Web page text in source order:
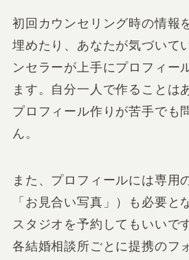
初回カウンセリング時の情報
埋めたり、あなたが気づいて
ンセラーが上手にプロフィー
ます。自分一人で作ることは
プロフィール作りが苦手でも
ん。
また、プロフィールには専用
「お見合い写真」）も必要と
スタジオを予約してもいいで
各結婚相談所ごとに提携のフ